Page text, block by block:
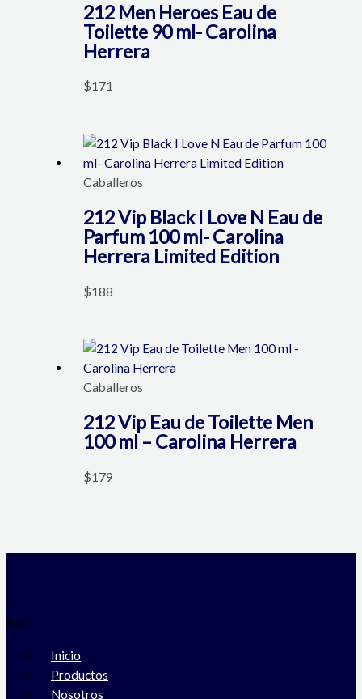
212 Men Heroes Eau de
Toilette 90 ml- Carolina
Herrera
$171
Caballeros
212 Vip Black I Love N Eau de
Parfum 100 ml- Carolina
Herrera Limited Edition
$188
Caballeros
212 Vip Eau de Toilette Men
100 ml – Carolina Herrera
$179
Menú
Inicio
Productos
Nosotros